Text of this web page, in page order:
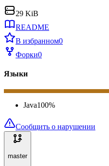
29 KiB
README
В избранном0
Форки0
Языки
Java100%
Сообщить о нарушении
master